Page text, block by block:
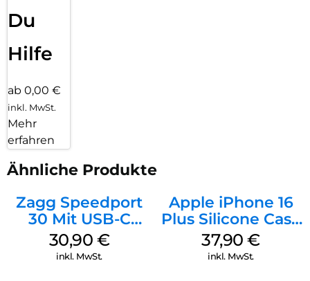
Du
Hilfe
ab 0,00 €
inkl. MwSt.
Mehr
erfahren
Ähnliche Produkte
Zagg Speedport
30 Mit USB-C
Kabel Weiß
30,90 €
inkl. MwSt.
Apple iPhone 16
Plus Silicone Case
MagSafe Lake
Green
37,90€
inkl. MwSt.